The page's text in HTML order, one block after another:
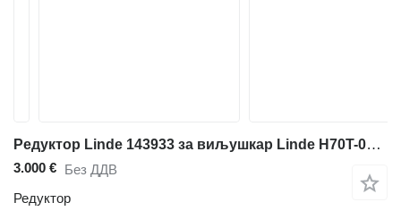
Редуктор Linde 143933 за виљушкар Linde H70T-03, Series 396 (EVO)
3.000 € Без ДДВ
Редуктор